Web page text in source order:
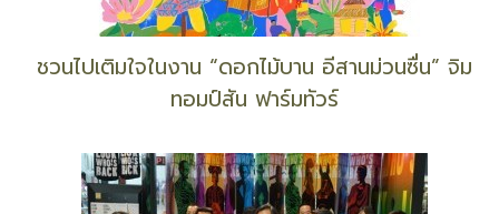
ชวนไปเติมใจในงาน “ดอกไม้บาน อีสานม่วนซื่น” จิม
ทอมป์สัน ฟาร์มทัวร์